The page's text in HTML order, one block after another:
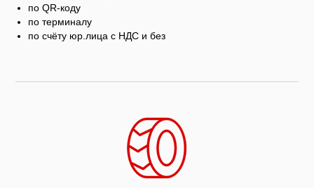
по QR-коду
по терминалу
по счёту юр.лица с НДС и без